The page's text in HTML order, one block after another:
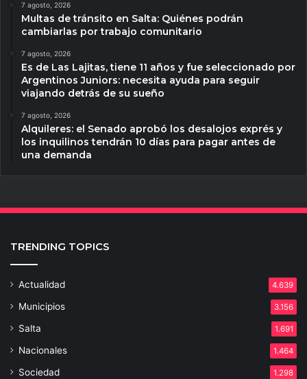
7 agosto, 2026
Multas de tránsito en Salta: Quiénes podrán
cambiarlas por trabajo comunitario
7 agosto, 2026
Es de Las Lajitas, tiene 11 años y fue seleccionado por
Argentinos Juniors: necesita ayuda para seguir
viajando detrás de su sueño
7 agosto, 2026
Alquileres: el Senado aprobó los desalojos exprés y
los inquilinos tendrán 10 días para pagar antes de
una demanda
TRENDING TOPICS
Actualidad 4.639
Municipios 3.156
Salta 1.691
Nacionales 1.464
Sociedad 1.298